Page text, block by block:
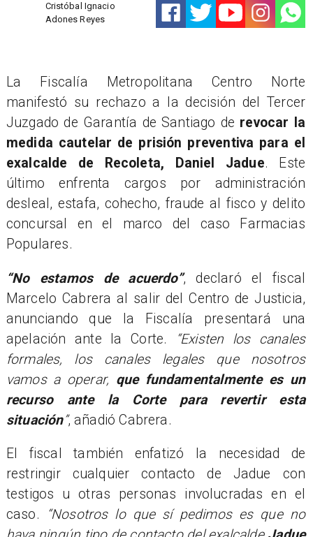
Cristóbal Ignacio
Adones Reyes
La Fiscalía Metropolitana Centro Norte
manifestó su rechazo a la decisión del Tercer
Juzgado de Garantía de Santiago de revocar la
medida cautelar de prisión preventiva para el
exalcalde de Recoleta, Daniel Jadue. Este
último enfrenta cargos por administración
desleal, estafa, cohecho, fraude al fisco y delito
concursal en el marco del caso Farmacias
Populares.
“No estamos de acuerdo”, declaró el fiscal
Marcelo Cabrera al salir del Centro de Justicia,
anunciando que la Fiscalía presentará una
apelación ante la Corte.
“Existen los canales
formales, los canales legales que nosotros
vamos a operar, que fundamentalmente es un
recurso ante la Corte para revertir esta
situación”, añadió Cabrera.
El fiscal también enfatizó la necesidad de
restringir cualquier contacto de Jadue con
testigos u otras personas involucradas en el
caso.
“Nosotros lo que sí pedimos es que no